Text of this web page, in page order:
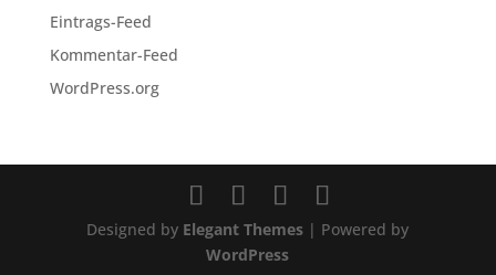
Eintrags-Feed
Kommentar-Feed
WordPress.org
Designed by Elegant Themes | Powered by
WordPress